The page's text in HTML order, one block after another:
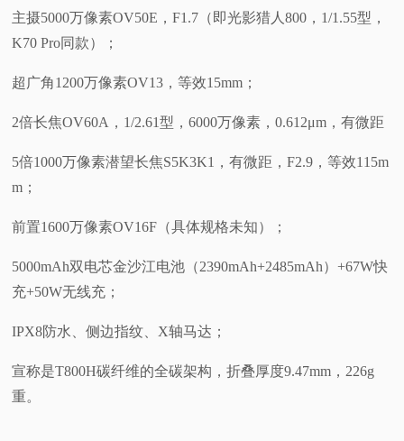
主摄5000万像素OV50E，F1.7（即光影猎人800，1/1.55型，
K70 Pro同款）；
超广角1200万像素OV13，等效15mm；
2倍长焦OV60A，1/2.61型，6000万像素，0.612μm，有微距
5倍1000万像素潜望长焦S5K3K1，有微距，F2.9，等效115m
m；
前置1600万像素OV16F（具体规格未知）；
5000mAh双电芯金沙江电池（2390mAh+2485mAh）+67W快
充+50W无线充；
IPX8防水、侧边指纹、X轴马达；
宣称是T800H碳纤维的全碳架构，折叠厚度9.47mm，226g
重。